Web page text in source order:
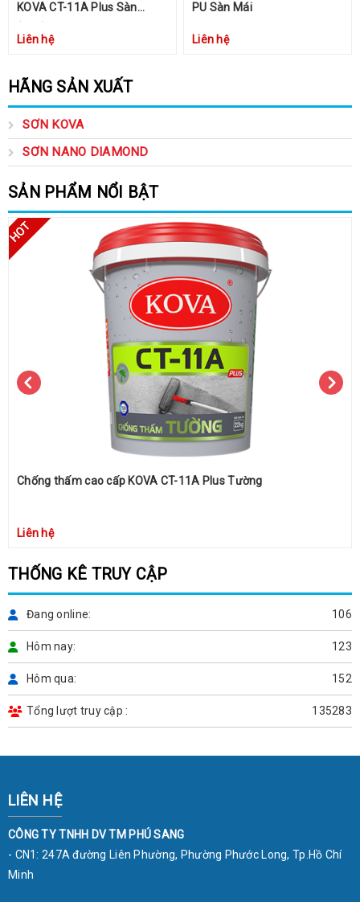
HÃNG SẢN XUẤT
SƠN KOVA
SƠN NANO DIAMOND
SẢN PHẨM NỔI BẬT
Chống thấm cao cấp KOVA CT-11A Plus Tường
Liên hệ
THỐNG KÊ TRUY CẬP
Đang online 106
Hôm nay 123
Hôm qua 152
Tổng lượt truy cập 135283
KOVA CT-11A Plus Sàn
Liên hệ
PU Sàn Mái
Liên hệ
LIÊN HỆ
CÔNG TY TNHH DV TM PHÚ SANG
- CN1: 247A đường Liên Phường, Phường Phước Long, Tp.Hồ Chí
Minh